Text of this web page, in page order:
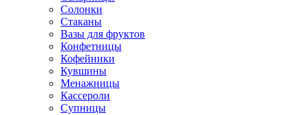
Солонки
Стаканы
Вазы для фруктов
Конфетницы
Кофейники
Кувшины
Менажницы
Кассероли
Супницы